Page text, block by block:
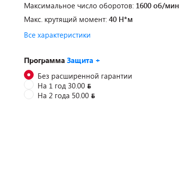
Максимальное число оборотов: 1600 об/мин
Макс. крутящий момент: 40 Н*м
Все характеристики
Программа Защита +
Без расширенной гарантии
На 1 год 30.00
На 2 года 50.00